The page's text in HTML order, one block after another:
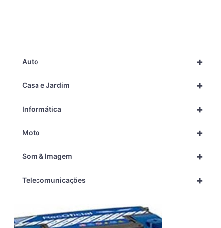
+
Auto
+
Casa e Jardim
+
Informática
+
Moto
+
Som & Imagem
+
Telecomunicações